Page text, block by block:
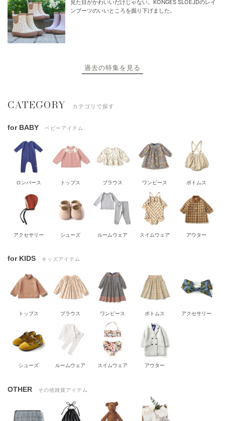
見た目がかわいいだけじゃない。KONGES SLOEJDのレイ
ンブーツのいいところを掘り下げました。
過去の特集を見る
CATEGORY カテゴリで探す
for BABY ベビーアイテム
ロンパース トップス ブラウス ワンピース ボトムス
アクセサリー シューズ ルームウェア スイムウェア アウター
for KIDS キッズアイテム
トップス ブラウス ワンピース ボトムス アクセサリー
シューズ ルームウェア スイムウェア アウター
OTHER その他雑貨アイテム